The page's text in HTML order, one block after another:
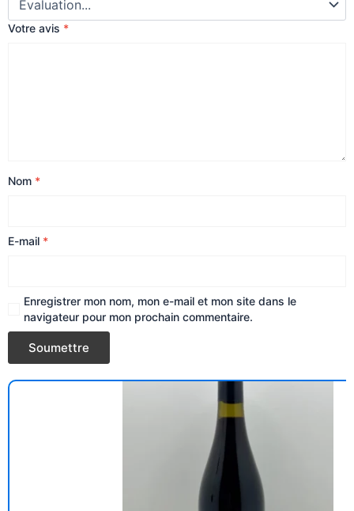
Votre avis *
Nom *
E-mail *
Enregistrer mon nom, mon e-mail et mon site dans le
navigateur pour mon prochain commentaire.